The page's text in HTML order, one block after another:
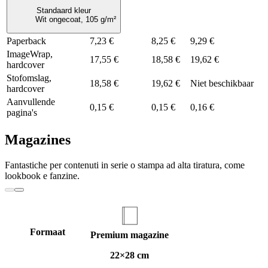
Standaard kleur
Wit ongecoat, 105 g/m²
Paperback 7,23 € 8,25 €
9,29 €
ImageWrap,
hardcover
17,55 € 18,58 €
19,62 €
Stofomslag,
hardcover
18,58 € 19,62 €
Niet beschikbaar
Aanvullende
pagina's
0,15 € 0,15 € 0,16 €
Magazines
Fantastiche per contenuti in serie o stampa ad alta tiratura, come
lookbook e fanzine.
Formaat
Premium magazine
22×28 cm